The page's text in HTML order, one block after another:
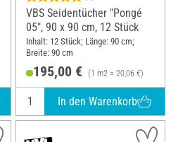
VBS Seidentücher "Pongé
05", 90 x 90 cm, 12 Stück
Inhalt: 12 Stück; Länge: 90 cm;
Breite: 90 cm
195,00 € (1 m2 = 20,06 €)
In den Warenkorb